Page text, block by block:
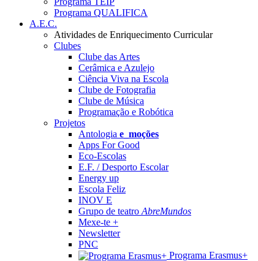
Programa QUALIFICA
A.E.C.
Atividades de Enriquecimento Curricular
Clubes
Clube das Artes
Cerâmica e Azulejo
Ciência Viva na Escola
Clube de Fotografia
Clube de Música
Programação e Robótica
Projetos
Antologia e_moções
Apps For Good
Eco-Escolas
E.F. / Desporto Escolar
Energy up
Escola Feliz
INOV E
Grupo de teatro AbreMundos
Mexe-te +
Newsletter
PNC
Programa Erasmus+